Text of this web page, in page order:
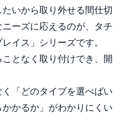
いから取り外せる間仕切
ーズに応えるのが、タチ
イス」シリーズです。
となく取り付けでき、開
「どのタイプを選べばい
かるか」がわかりにくい